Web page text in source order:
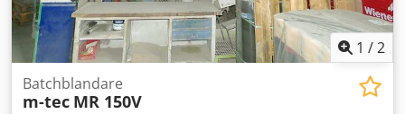
1 /2
Batchblandare
m-tec MR 150V